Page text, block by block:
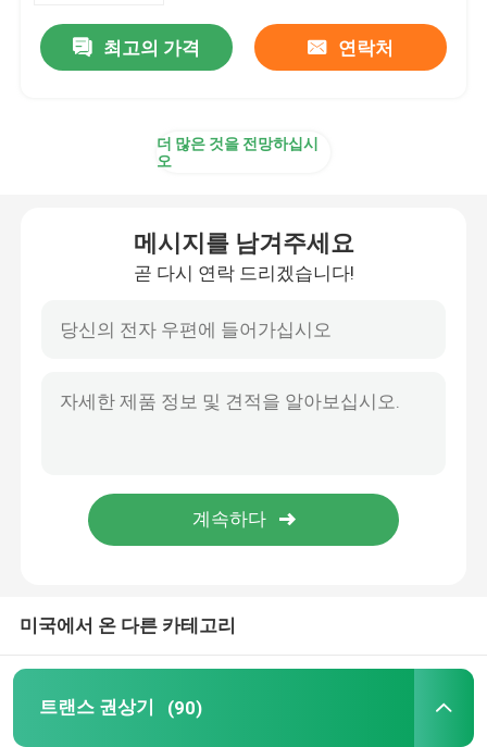
제품 소개
최고의 가격 연락처
더 많은 것을 전망하십시
오
메시지를 남겨주세요
곧 다시 연락 드리겠습니다!
미국에서 온 다른 카테고리
트랜스 권상기 (90)